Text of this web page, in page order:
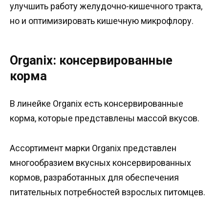
улучшить работу желудочно-кишечного тракта,
но и оптимизировать кишечную микрофлору.
Organix: консервированные
корма
В линейке Organix есть консервированные
корма, которые представлены массой вкусов.
Ассортимент марки Organix представлен
многообразием вкусных консервированных
кормов, разработанных для обеспечения
питательных потребностей взрослых питомцев.